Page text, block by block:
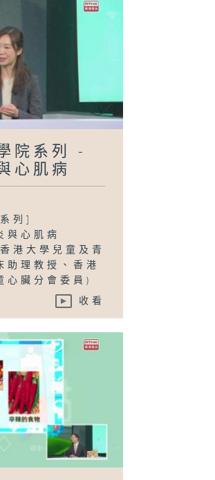
院系列 -
心肌病
列]
與心肌病
港大學兒童及青
助理教授、香港
心臟分會委員)
收看